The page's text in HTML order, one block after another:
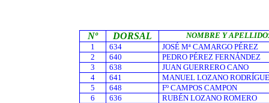
Nº DORSAL
NOMBRE Y
1
634
JOSÉ Mª CAMARGO PÉREZ
2
640
PEDRO PÉREZ FERNÁNDEZ
3
638
JUAN GUERRERO CANO
4
641
MANUEL LOZANO
5
648
Fº CAMPOS CAMPON
6
636
RUBÉN LOZANO ROMERO